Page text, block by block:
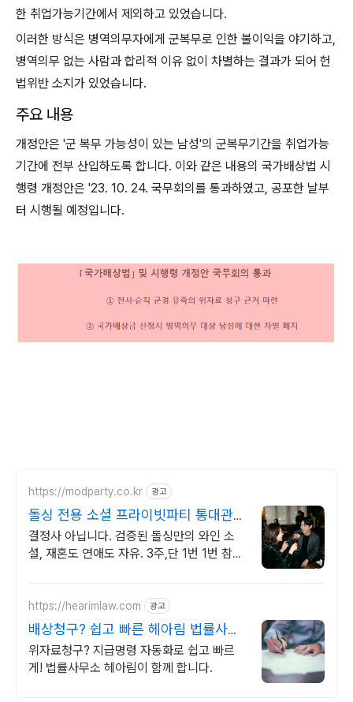
한 취업가능기간에서 제외하고 있었습니다.
이러한 방식은 병역의무자에게 군복무로 인한 불이익을 야기하고,
병역의무 없는 사람과 합리적 이유 없이 차별하는 결과가 되어 헌
법위반 소지가 있었습니다.
주요 내용
개정안은 '군 복무 가능성이 있는 남성'의 군복무기간을 취업가능
기간에 전부 산입하도록 합니다. 이와 같은 내용의 국가배상법 시
행령 개정안은 '23. 10. 24. 국무회의를 통과하였고, 공포한 날부
터 시행될 예정입니다.
https://modparty.co.kr 광고
돌싱 전용 소셜 프라이빗파티 통대관으
로 프라이빗한 파티
결정사 아닙니다. 검증된 돌싱만의 와인 소
셜, 재혼도 연애도 자유. 3주,단 1번 1번 참여
https://hearimlaw.com 광고
배상청구? 쉽고 빠른 헤아림 법률사무
소 헤아림
위자료청구? 지급명령 자동화로 쉽고 빠르
게! 법률사무소 헤아림이 함께 합니다.